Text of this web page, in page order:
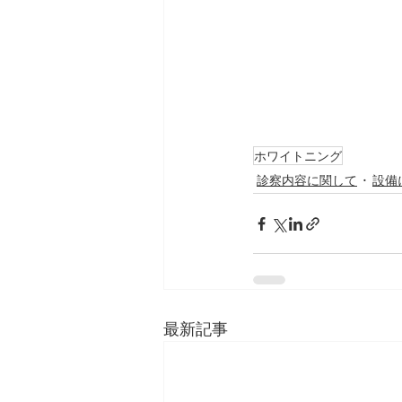
ホワイトニング
診察内容に関して
設備
最新記事